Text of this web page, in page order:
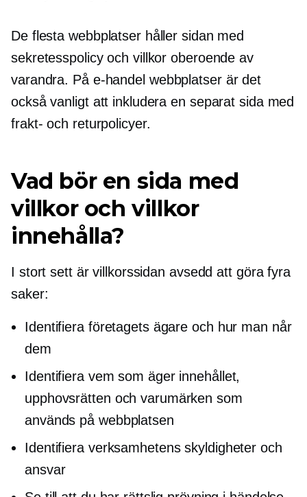
De flesta webbplatser håller sidan med
sekretesspolicy och villkor oberoende av
varandra. På e-handel webbplatser är det
också vanligt att inkludera en separat sida med
frakt- och returpolicyer.
Vad bör en sida med
villkor och villkor
innehålla?
I stort sett är villkorssidan avsedd att göra fyra
saker:
Identifiera företagets ägare och hur man når
dem
Identifiera vem som äger innehållet,
upphovsrätten och varumärken som
används på webbplatsen
Identifiera verksamhetens skyldigheter och
ansvar